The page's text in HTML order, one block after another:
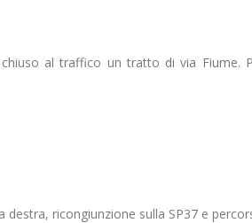
al traffico un tratto di via Fiume.
ricongiunzione sulla SP37 e